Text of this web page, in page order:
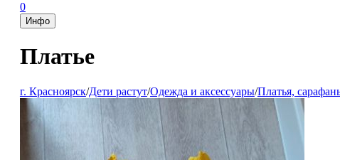
0
Инфо
Платье
г. Красноярск/Дети растут/Одежда и аксессуары/Платья,